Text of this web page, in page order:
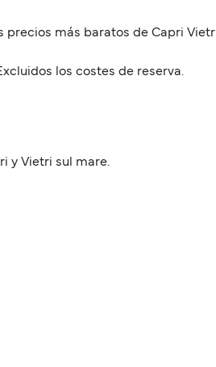
precios más baratos de Capri
los costes de reserva.
y Vietri sul mare.